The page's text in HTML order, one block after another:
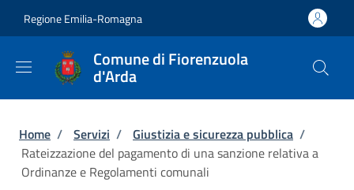
Regione Emilia-Romagna
Comune di Fiorenzuola
d'Arda
Briciole di pane
Home / Servizi / Giustizia e sicurezza pubblica /
Rateizzazione del pagamento di una sanzione relativa a
Ordinanze e Regolamenti comunali